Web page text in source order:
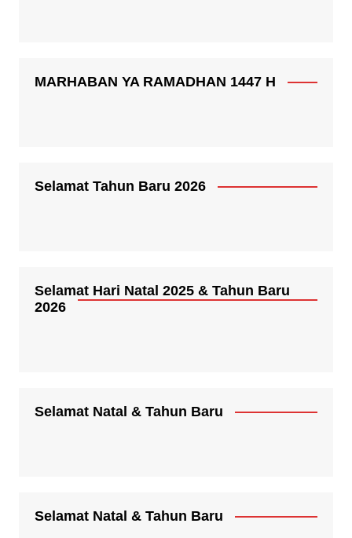
MARHABAN YA RAMADHAN 1447 H
Selamat Tahun Baru 2026
Selamat Hari Natal 2025 & Tahun Baru
2026
Selamat Natal & Tahun Baru
Selamat Natal & Tahun Baru